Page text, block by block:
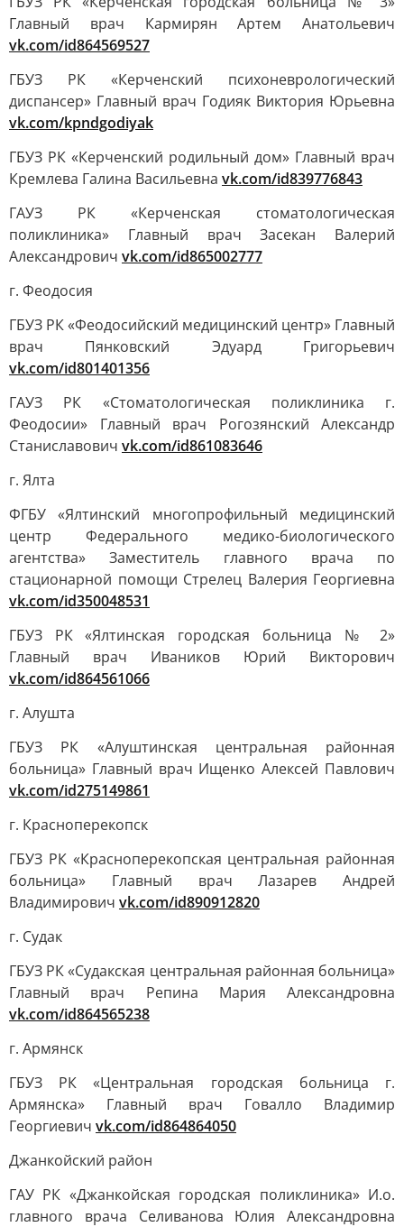
Главный врач Кармирян Артем Анатольевич
vk.com/id864569527
ГБУЗ РК «Керченский психоневрологический
диспансер» Главный врач Годияк Виктория Юрьевна
vk.com/kpndgodiyak
ГБУЗ РК «Керченский родильный дом» Главный врач
Кремлева Галина Васильевна vk.com/id839776843
ГАУЗ РК «Керченская стоматологическая
поликлиника» Главный врач Засекан Валерий
Александрович vk.com/id865002777
г. Феодосия
ГБУЗ РК «Феодосийский медицинский центр» Главный
врач Пянковский Эдуард Григорьевич
vk.com/id801401356
ГАУЗ РК «Стоматологическая поликлиника г.
Феодосии» Главный врач Рогозянский Александр
Станиславович vk.com/id861083646
г. Ялта
ФГБУ «Ялтинский многопрофильный медицинский
центр Федерального медико-биологического
агентства» Заместитель главного врача по
стационарной помощи Стрелец Валерия Георгиевна
vk.com/id350048531
ГБУЗ РК «Ялтинская городская больница № 2»
Главный врач Иваников Юрий Викторович
vk.com/id864561066
г. Алушта
ГБУЗ РК «Алуштинская центральная районная
больница» Главный врач Ищенко Алексей Павлович
vk.com/id275149861
г. Красноперекопск
ГБУЗ РК «Красноперекопская центральная районная
больница» Главный врач Лазарев Андрей
Владимирович vk.com/id890912820
г. Судак
ГБУЗ РК «Судакская центральная районная больница»
Главный врач Репина Мария Александровна
vk.com/id864565238
г. Армянск
ГБУЗ РК «Центральная городская больница г.
Армянска» Главный врач Говалло Владимир
Георгиевич vk.com/id864864050
Джанкойский район
ГАУ РК «Джанкойская городская поликлиника» И.о.
главного врача Селиванова Юлия Александровна